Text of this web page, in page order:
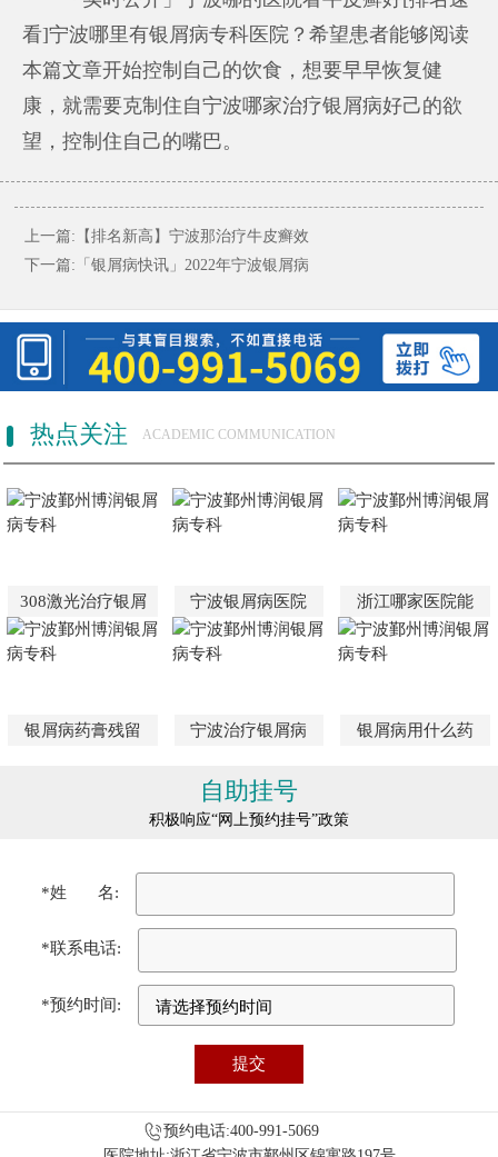
看]宁波哪里有银屑病专科医院？希望患者能够阅读
本篇文章开始控制自己的饮食，想要早早恢复健
康，就需要克制住自宁波哪家治疗银屑病好己的欲
望，控制住自己的嘴巴。
上一篇: 【排名新高】宁波那治疗牛皮癣效
下一篇: 「银屑病快讯」2022年宁波银屑病
热点关注 ACADEMIC COMMUNICATION
308激光治疗银屑 宁波银屑病医院 浙江哪家医院能
银屑病药膏残留 宁波治疗银屑病 银屑病用什么药
自助挂号
积极响应“网上预约挂号”政策
*姓 名:
*联系电话:
*预约时间:
预约电话:400-991-5069